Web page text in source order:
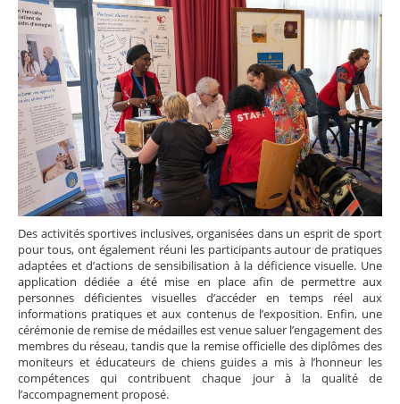
Des activités sportives inclusives, organisées dans un esprit de sport
pour tous, ont également réuni les participants autour de pratiques
adaptées et d’actions de sensibilisation à la déficience visuelle. Une
application dédiée a été mise en place afin de permettre aux
personnes déficientes visuelles d’accéder en temps réel aux
informations pratiques et aux contenus de l’exposition. Enfin, une
cérémonie de remise de médailles est venue saluer l’engagement des
membres du réseau, tandis que la remise officielle des diplômes des
moniteurs et éducateurs de chiens guides a mis à l’honneur les
compétences qui contribuent chaque jour à la qualité de
l’accompagnement proposé.